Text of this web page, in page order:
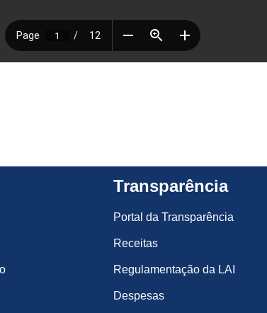
Transparência
Portal da Transparência
Receitas
Regulamentação da LAI
Despesas